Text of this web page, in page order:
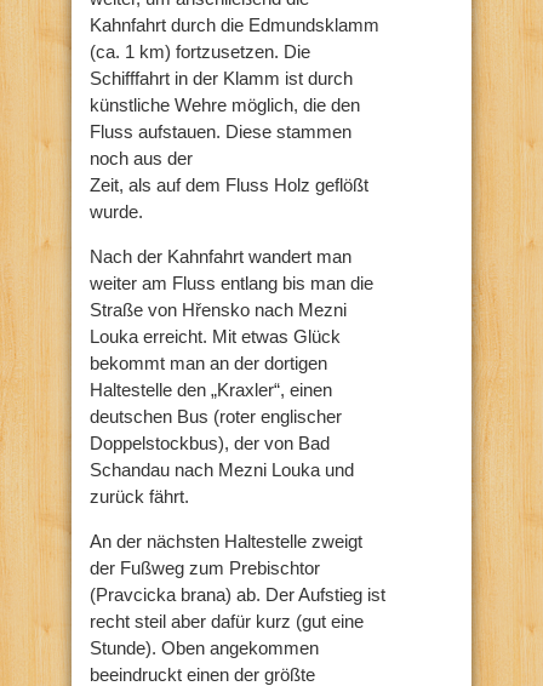
Kahnfahrt durch die Edmundsklamm
(ca. 1 km) fortzusetzen. Die
Schifffahrt in der Klamm ist durch
künstliche Wehre möglich, die den
Fluss aufstauen. Diese stammen
noch aus der
Zeit, als auf dem Fluss Holz geflößt
wurde.
Nach der Kahnfahrt wandert man
weiter am Fluss entlang bis man die
Straße von Hřensko nach Mezni
Louka erreicht. Mit etwas Glück
bekommt man an der dortigen
Haltestelle den „Kraxler“, einen
deutschen Bus (roter englischer
Doppelstockbus), der von Bad
Schandau nach Mezni Louka und
zurück fährt.
An der nächsten Haltestelle zweigt
der Fußweg zum Prebischtor
(Pravcicka brana) ab. Der Aufstieg ist
recht steil aber dafür kurz (gut eine
Stunde). Oben angekommen
beeindruckt einen der größte